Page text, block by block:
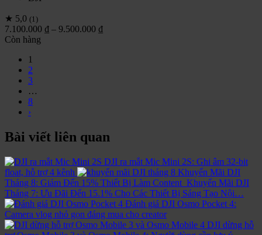
★ 5,0 (1)
7.100.000 ₫ – 9.500.000 ₫Khoảng
Còn hàng
1
2
3
…
8
›
Bài viết liên quan
DJI ra mắt Mic Mini 2S: Ghi âm 32-bit
float, hỗ trợ 4 kênh
Khuyến Mãi DJI
Tháng 8: Giảm Đến 15% Thiết Bị Làm Content Khuyến Mãi DJI
Tháng 7: Ưu Đãi Đến 15.1% Cho Các Thiết Bị Sáng Tạo Nội…
Đánh giá DJI Osmo Pocket 4:
Camera vlog nhỏ gọn đáng mua cho creator
DJI dừng hỗ